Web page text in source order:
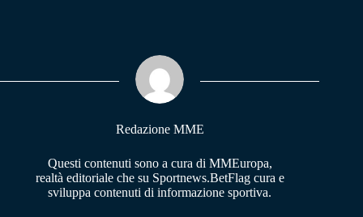
pp m
Redazione MME
Questi contenuti sono a cura di MMEuropa,
realtà editoriale che su Sportnews.BetFlag cura e
sviluppa contenuti di informazione sportiva.